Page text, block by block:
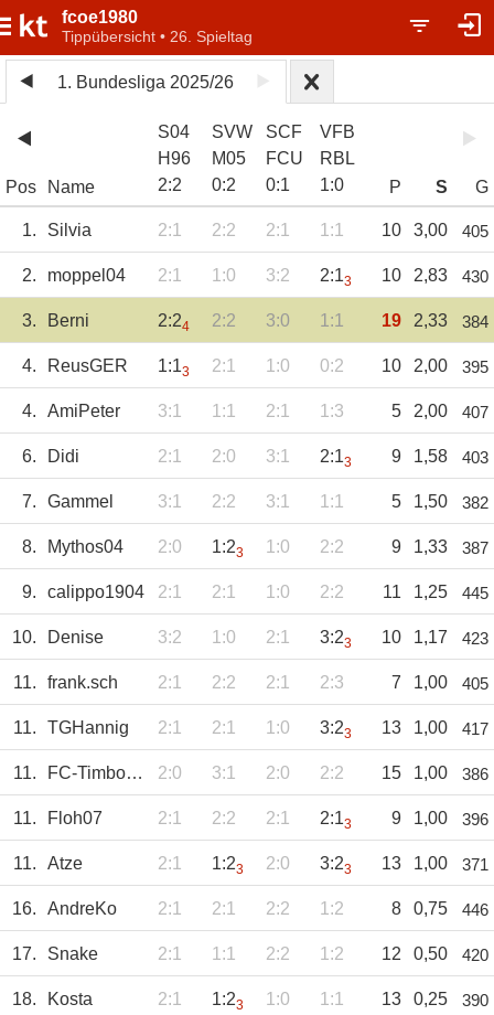
fcoe1980
Tippübersicht • 26. Spieltag
1. Bundesliga 2025/26
Pos Name
S04
H96
2:2
SVW
M05
0:2
SCF
FCU
0:1
VFB
RBL
1:0 P S G
1. Silvia 2:1 2:2 2:1 1:1 10 3,00 405
2. moppel04 2:1 1:0 3:2 2:13 10 2,83 430
3. Berni 2:24 2:2 3:0 1:1 19 2,33 384
4. ReusGER 1:13 2:1 1:0 0:2 10 2,00 395
4. AmiPeter 3:1 1:1 2:1 1:3 5 2,00 407
6. Didi 2:1 2:0 3:1 2:13 9 1,58 403
7. Gammel 3:1 2:2 3:1 1:1 5 1,50 382
8. Mythos04 2:0 1:23 1:0 2:2 9 1,33 387
9. calippo1904 2:1 2:1 1:0 2:2 11 1,25 445
10. Denise 3:2 1:0 2:1 3:23 10 1,17 423
11. frank.sch 2:1 2:2 2:1 2:3 7 1,00 405
11. TGHannig 2:1 2:1 1:0 3:23 13 1,00 417
11. FC-Timbo-1985 2:0 3:1 2:0 2:2 15 1,00 386
11. Floh07 2:1 2:2 2:1 2:13 9 1,00 396
11. Atze 2:1 1:23 2:0 3:23 13 1,00 371
16. AndreKo 2:1 2:1 2:2 1:2 8 0,75 446
17. Snake 2:1 1:1 2:2 1:2 12 0,50 420
18. Kosta 2:1 1:23 1:0 1:1 13 0,25 390